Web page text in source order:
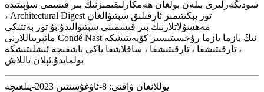
سودىگەرلىرى بىلەن بولغان ھەمكارلىقىمىزنىڭ بىر قىسمى سۈپىتىدە
، Architectural Digest تور بېكىتىمىز ئارقىلىق سېتىۋالغان
مەھسۇلاتلارنىڭ بىر قىسمىنى سېتىۋالىدۇ.بۇ تور بەتتىكى
ماتېرىياللارنى Condé Nast نىڭ يازما يازما رۇخسىتىسىز كۆپەيتىشكە
، تارقىتىشقا ، تارقىتىشقا ، ساقلاشقا ياكى باشقىچە ئىشلىتىشكە
بولمايدۇ.ئېلان تاللاش
يوللانغان ۋاقتى: 8-ئاۋغۇستتىن 2023-يىلغىچە